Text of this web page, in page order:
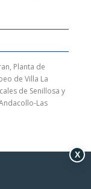
Planta de
de Villa La
de Senillosa y
Las
X